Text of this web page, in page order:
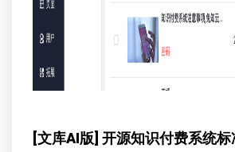
[文库AI版] 开源知识付费系统